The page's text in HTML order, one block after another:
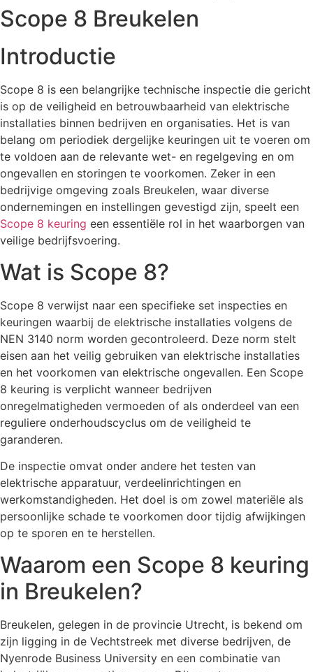
Scope 8 Breukelen
Introductie
Scope 8 is een belangrijke technische inspectie die gericht
is op de veiligheid en betrouwbaarheid van elektrische
installaties binnen bedrijven en organisaties. Het is van
belang om periodiek dergelijke keuringen uit te voeren om
te voldoen aan de relevante wet- en regelgeving en om
ongevallen en storingen te voorkomen. Zeker in een
bedrijvige omgeving zoals Breukelen, waar diverse
ondernemingen en instellingen gevestigd zijn, speelt een
Scope 8 keuring een essentiële rol in het waarborgen van
veilige bedrijfsvoering.
Wat is Scope 8?
Scope 8 verwijst naar een specifieke set inspecties en
keuringen waarbij de elektrische installaties volgens de
NEN 3140 norm worden gecontroleerd. Deze norm stelt
eisen aan het veilig gebruiken van elektrische installaties
en het voorkomen van elektrische ongevallen. Een Scope
8 keuring is verplicht wanneer bedrijven
onregelmatigheden vermoeden of als onderdeel van een
reguliere onderhoudscyclus om de veiligheid te
garanderen.
De inspectie omvat onder andere het testen van
elektrische apparatuur, verdeelinrichtingen en
werkomstandigheden. Het doel is om zowel materiële als
persoonlijke schade te voorkomen door tijdig afwijkingen
op te sporen en te herstellen.
Waarom een Scope 8 keuring
in Breukelen?
Breukelen, gelegen in de provincie Utrecht, is bekend om
zijn ligging in de Vechtstreek met diverse bedrijven, de
Nyenrode Business University en een combinatie van